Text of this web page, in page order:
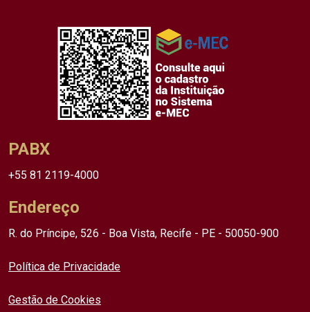
PABX
+55 81 2119-4000
Endereço
R. do Príncipe, 526 - Boa Vista, Recife - PE - 50050-900
Política de Privacidade
Gestão de Cookies